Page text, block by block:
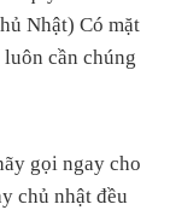
Nhật) Có mặt
cần chúng
gọi ngay cho
chủ nhật đều